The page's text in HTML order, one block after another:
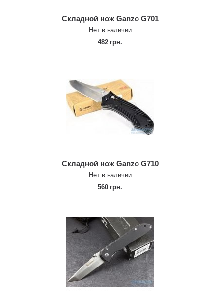
Складной нож Ganzo G701
Нет в наличии
482 грн.
Складной нож Ganzo G710
Нет в наличии
560 грн.